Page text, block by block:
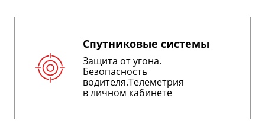
Спутниковые системы
Защита от угона.
Безопасность
водителя.Телеметрия
в личном кабинете